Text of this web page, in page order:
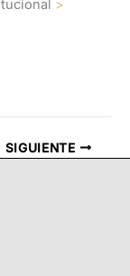
SIGUIENTE